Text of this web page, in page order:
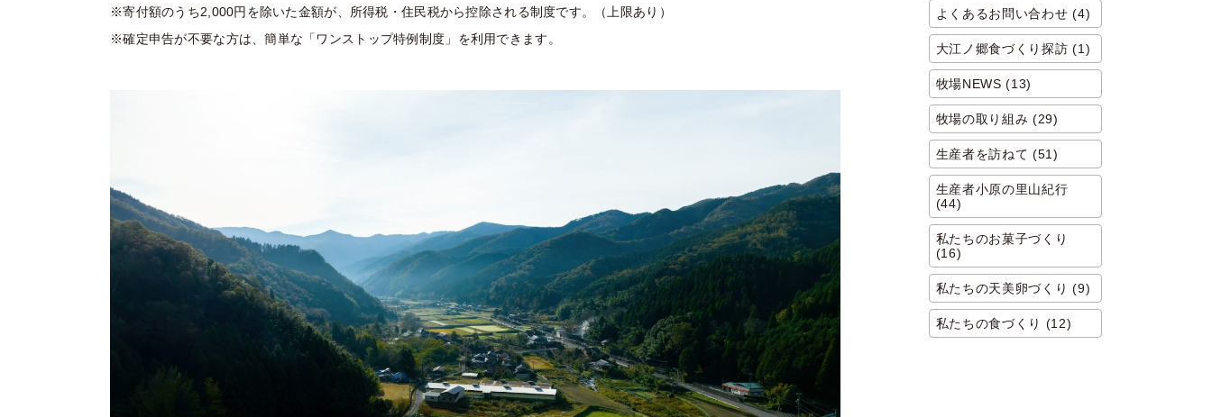
※寄付額のうち2,000円を除いた金額が、所得税・住民税から控除される制度です。（上限あり）
※確定申告が不要な方は、簡単な「ワンストップ特例制度」を利用できます。
よくあるお問い合わせ (4)
大江ノ郷食づくり探訪 (1)
牧場NEWS (13)
牧場の取り組み (29)
生産者を訪ねて (51)
生産者小原の里山紀行
(44)
私たちのお菓子づくり
(16)
私たちの天美卵づくり (9)
私たちの食づくり (12)